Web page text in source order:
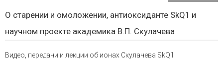
О старении и омоложении, антиоксиданте SkQ1 и
научном проекте академика В.П. Скулачева
Видео, передачи и лекции об ионах Скулачева SkQ1